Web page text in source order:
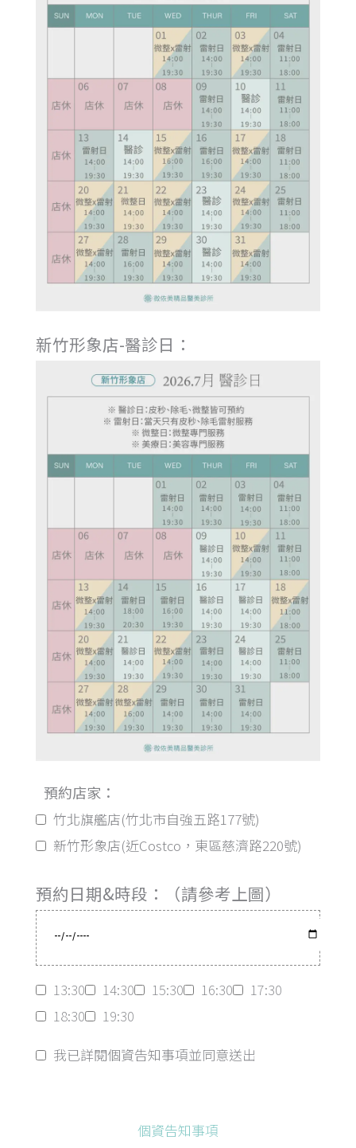
新竹形象店-醫診日：
預約店家：
竹北旗艦店(竹北市自強五路177號)
新竹形象店(近Costco，東區慈濟路220號)
預約日期&時段：（請參考上圖）
13:30 14:30 15:30 16:30
17:30
18:30
19:30
我已詳閱個資告知事項並同意送出
個資告知事項